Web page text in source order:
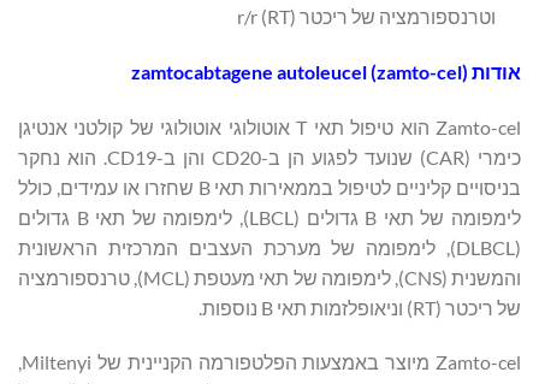
וטרנספורמציה של ריכטר (RT) r/r
אודות zamtocabtagene autoleucel (zamto-cel)
Zamto-cel הוא טיפול תאי T אוטולוגי אוטולוגי של קולטני אנטיגן
כימרי (CAR) שנועד לפגוע הן ב-CD20 והן ב-CD19. הוא נחקר
בניסויים קליניים לטיפול בממאירות תאי B שחזרו או עמידים, כולל
לימפומה של תאי B גדולים (LBCL), לימפומה של תאי B גדולים
(DLBCL), לימפומה של מערכת העצבים המרכזית הראשונית
והמשנית (CNS), לימפומה של תאי מעטפת (MCL), טרנספורמציה
של ריכטר (RT) וניאופלזמות תאי B נוספות.
Zamto-cel מיוצר באמצעות הפלטפורמה הקניינית של Miltenyi,